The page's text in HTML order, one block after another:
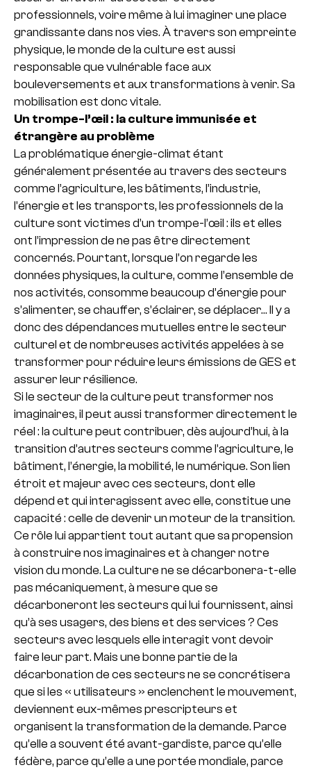
professionnels, voire même à lui imaginer une place
grandissante dans nos vies. À travers son empreinte
physique, le monde de la culture est aussi
responsable que vulnérable face aux
bouleversements et aux transformations à venir. Sa
mobilisation est donc vitale.
Un trompe-l’œil : la culture immunisée et
étrangère au problème
La problématique énergie-climat étant
généralement présentée au travers des secteurs
comme l’agriculture, les bâtiments, l’industrie,
l’énergie et les transports, les professionnels de la
culture sont victimes d’un trompe-l’œil : ils et elles
ont l’impression de ne pas être directement
concernés. Pourtant, lorsque l’on regarde les
données physiques, la culture, comme l’ensemble de
nos activités, consomme beaucoup d’énergie pour
s’alimenter, se chauffer, s’éclairer, se déplacer… Il y a
donc des dépendances mutuelles entre le secteur
culturel et de nombreuses activités appelées à se
transformer pour réduire leurs émissions de GES et
assurer leur résilience.
Si le secteur de la culture peut transformer nos
imaginaires, il peut aussi transformer directement le
réel : la culture peut contribuer, dès aujourd’hui, à la
transition d’autres secteurs comme l’agriculture, le
bâtiment, l’énergie, la mobilité, le numérique. Son lien
étroit et majeur avec ces secteurs, dont elle
dépend et qui interagissent avec elle, constitue une
capacité : celle de devenir un moteur de la transition.
Ce rôle lui appartient tout autant que sa propension
à construire nos imaginaires et à changer notre
vision du monde. La culture ne se décarbonera-t-elle
pas mécaniquement, à mesure que se
décarboneront les secteurs qui lui fournissent, ainsi
qu’à ses usagers, des biens et des services ? Ces
secteurs avec lesquels elle interagit vont devoir
faire leur part. Mais une bonne partie de la
décarbonation de ces secteurs ne se concrétisera
que si les « utilisateurs » enclenchent le mouvement,
deviennent eux-mêmes prescripteurs et
organisent la transformation de la demande. Parce
qu’elle a souvent été avant-gardiste, parce qu’elle
fédère, parce qu’elle a une portée mondiale, parce